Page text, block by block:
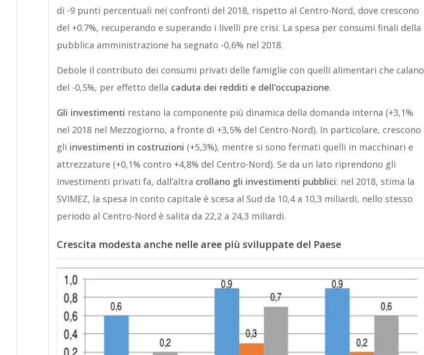
di -9 punti percentuali nei confronti del 2018, rispetto al Centro-Nord, dove crescono
del +0.7%, recuperando e superando i livelli pre crisi. La spesa per consumi finali della
pubblica amministrazione ha segnato -0,6% nel 2018.
Debole il contributo dei consumi privati delle famiglie con quelli alimentari che calano
del -0,5%, per effetto della caduta dei redditi e dell’occupazione.
Gli investimenti restano la componente più dinamica della domanda interna (+3,1%
nel 2018 nel Mezzogiorno, a fronte di +3,5% del Centro-Nord). In particolare, crescono
gli investimenti in costruzioni (+5,3%), mentre si sono fermati quelli in macchinari e
attrezzature (+0,1% contro +4,8% del Centro-Nord). Se da un lato riprendono gli
investimenti privati fa, dall’altra crollano gli investimenti pubblici: nel 2018, stima la
SVIMEZ, la spesa in conto capitale è scesa al Sud da 10,4 a 10,3 miliardi, nello stesso
periodo al Centro-Nord è salita da 22,2 a 24,3 miliardi.
Crescita modesta anche nelle aree più sviluppate del Paese